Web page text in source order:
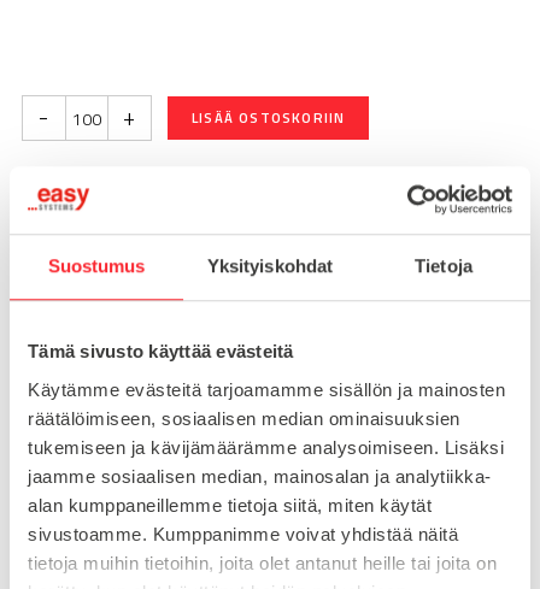
Suostumus Yksityiskohdat Tietoja
Tämä sivusto käyttää evästeitä
Käytämme evästeitä tarjoamamme sisällön ja mainosten
räätälöimiseen, sosiaalisen median ominaisuuksien
tukemiseen ja kävijämäärämme analysoimiseen. Lisäksi
jaamme sosiaalisen median, mainosalan ja analytiikka-
alan kumppaneillemme tietoja siitä, miten käytät
sivustoamme. Kumppanimme voivat yhdistää näitä
tietoja muihin tietoihin, joita olet antanut heille tai joita on
- + LISÄÄ OSTOSKORIIN
Toimitusaika 7-10 arkipäivää
Pikatoimitus mahdollinen, kysy myynnistämme.
Yli 1900mm toimitus 50€ ja yli 3000mm toimitus 150€
Tuotenumero096P0302506M8
Osasto
Kierrelevyt
MATERIAALI
teräs